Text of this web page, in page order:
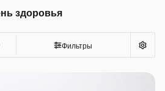
здоровья
Фильтры